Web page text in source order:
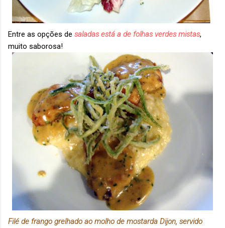
Entre as opções de saladas está a de folhas verdes mistas,
muito saborosa!
Filé de frango grelhado ao molho de mostarda Dijon, servido